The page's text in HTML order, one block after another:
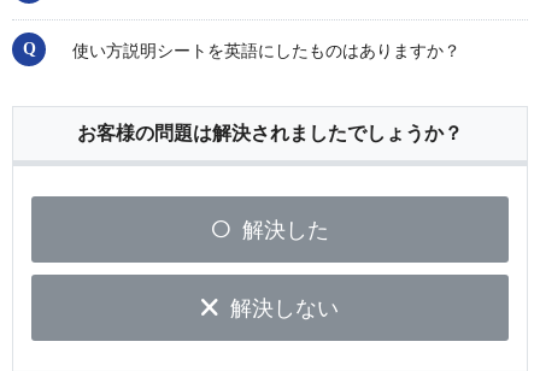
使い方説明シートを英語にしたものはありますか？
お客様の問題は解決されましたでしょうか？
解決した
解決しない